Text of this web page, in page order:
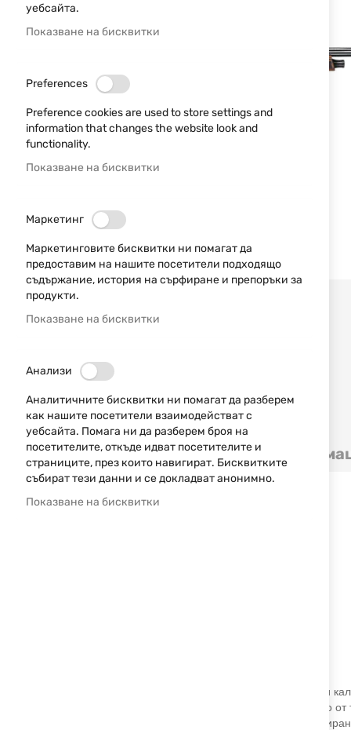
Преминете
към
началото
на
галерия
със
Детайли
Спецификации:
Серията NEO на ATA ARMS е на разположение в 12-ти
NEO инерционната система е проста и се състои само
Neo Walnut Bronze е инерционен полуавтомат,
Допълнителна
уебсайта.
Показване на бисквитки
Preferences
Preference cookies are used to store settings and
information that changes the website look and
functionality.
Показване на бисквитки
Маркетинг
Маркетинговите бисквитки ни помагат да
предоставим на нашите посетители подходящо
съдържание, история на сърфиране и препоръки за
продукти.
Показване на бисквитки
Анализи
Аналитичните бисквитки ни помагат да разберем
как нашите посетители взаимодействат с
уебсайта. Помага ни да разберем броя на
посетителите, откъде идват посетителите и
страниците, през които навигират. Бисквитките
събират тези данни и се докладват анонимно.
Показване на бисквитки